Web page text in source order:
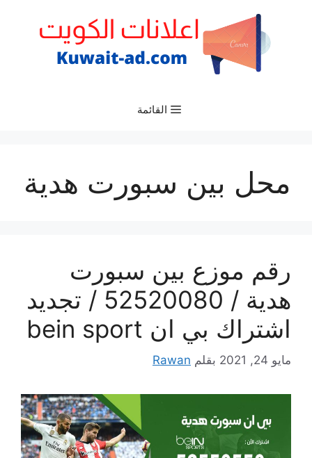
القائمة
محل بين سبورت هدية
رقم موزع بين سبورت
هدية / 52520080 / تجديد
اشتراك بي ان bein sport
مايو 24, 2021 بقلم Rawan